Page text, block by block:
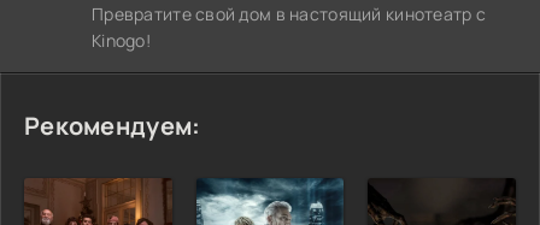
Превратите свой дом в настоящий кинотеатр с
Kinogo!
Рекомендуем: